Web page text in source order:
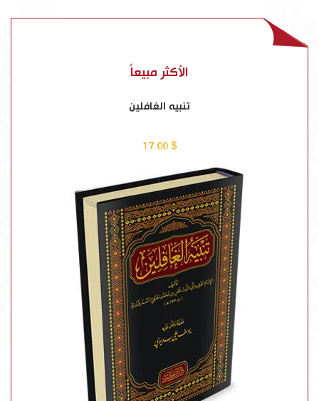
الأكثر مبيعاً
تنبيه الغافلين
$ 17.00